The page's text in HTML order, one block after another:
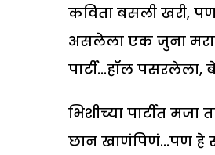
कविता बसली खरी,
असलेला एक जुना
पार्टी...हॉल पसरलेला,
भिशीच्या पार्टीत
छान खाणंपिणं...पण हे